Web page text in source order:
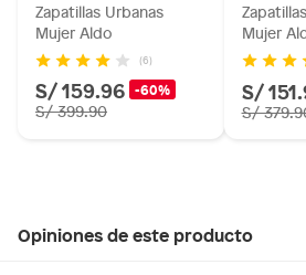
Zapatillas Urbanas
Mujer Aldo
(6)
S/ 159.96 -60%
S/ 399.90
Mujer
S/
S/
Opiniones de este producto